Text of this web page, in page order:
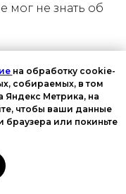
мог не знать об
оспаривании
признал
перечислению
ГК РФ на сумму,
с момента
суда о
что
раньше; тогда
на обработку cookie-
собираемых, в том
Яндекс Метрика, на
чтобы ваши данные
браузера или покиньте